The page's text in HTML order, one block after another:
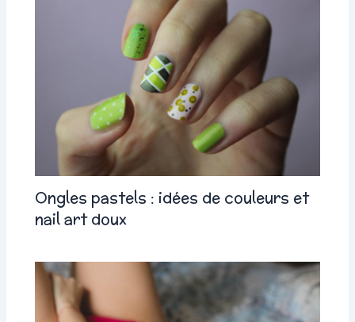
Ongles pastels : idées de couleurs et
nail art doux